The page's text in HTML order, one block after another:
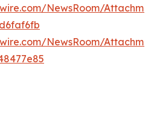
NewsRoom/
NewsRoom/